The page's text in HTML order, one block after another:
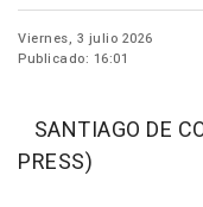
Viernes, 3 julio 2026
Publicado: 16:01
SANTIAGO DE
PRESS)